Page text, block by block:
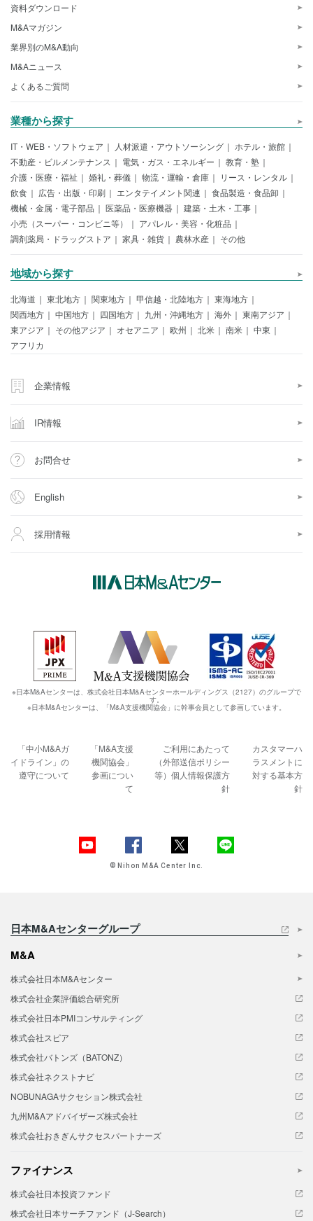
資料ダウンロード
M&Aマガジン
業界別のM&A動向
M&Aニュース
よくあるご質問
業種から探す
IT・WEB・ソフトウェア 人材派遣・アウトソーシング
ホテル・旅館
不動産・ビルメンテナンス
電気・ガス・エネルギー
教育・塾
介護・医療・福祉
婚礼・葬儀 物流・運輸・倉庫
リース・レンタル
飲食
広告・出版・印刷 エンタテイメント関連
食品製造・食品卸
機械・金属・電子部品
医薬品・医療機器
建築・土木・工事
小売（スーパー・コンビニ等）
アパレル・美容・化粧品
調剤薬局・ドラッグストア
家具・雑貨 農林水産 その他
地域から探す
北海道 東北地方 関東地方 甲信越・北陸地方
東海地方
関西地方
中国地方 四国地方 九州・沖縄地方 海外
東南アジア
東アジア
その他アジア オセアニア 欧州 北米 南米
中東
アフリカ
企業情報
IR情報
お問合せ
English
採用情報
※日本M&Aセンターは、株式会社日本M&Aセンターホールディングス（2127）のグループで
す。
※日本M&Aセンターは、「M&A支援機関協会」に幹事会員として参画しています。
「中小M&Aガ
イドライン」の
遵守について
「M&A支援
機関協会」
参画につい
て
ご利用にあたって
（外部送信ポリシー
等）個人情報保護方
針
カスタマーハ
ラスメントに
対する基本方
針
© Nihon M&A Center Inc.
日本M&Aセンターグループ
M&A
株式会社日本M&Aセンター
株式会社企業評価総合研究所
株式会社日本PMIコンサルティング
株式会社スピア
株式会社バトンズ（BATONZ）
株式会社ネクストナビ
NOBUNAGAサクセション株式会社
九州M&Aアドバイザーズ株式会社
株式会社おきぎんサクセスパートナーズ
ファイナンス
株式会社日本投資ファンド
株式会社日本サーチファンド（J-Search）